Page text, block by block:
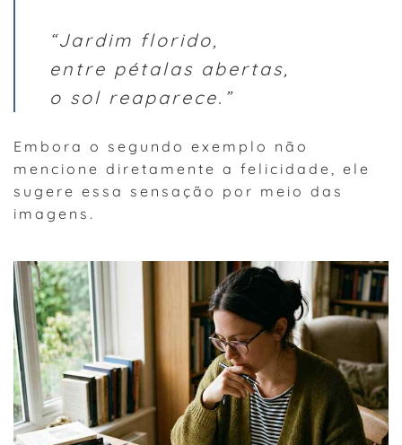
“Jardim florido,
entre pétalas abertas,
o sol reaparece.”
Embora o segundo exemplo não
mencione diretamente a felicidade, ele
sugere essa sensação por meio das
imagens.